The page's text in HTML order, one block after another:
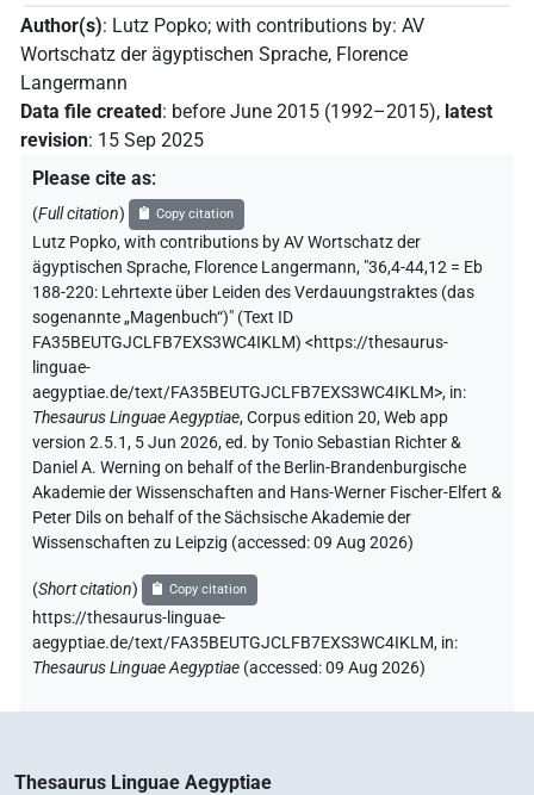
Author(s): Lutz Popko; with contributions by: AV
Wortschatz der ägyptischen Sprache, Florence
Langermann
Data file created: before June 2015 (1992–2015), latest
revision: 15 Sep 2025
Please cite as:
(Full citation) Copy citation
Lutz Popko,with contributions byAV Wortschatz der
ägyptischen Sprache, Florence Langermann, "36,4-44,12 = Eb
188-220: Lehrtexte über Leiden des Verdauungstraktes (das
sogenannte „Magenbuch“)" (Text ID
FA35BEUTGJCLFB7EXS3WC4IKLM) <https://thesaurus-
linguae-
aegyptiae.de/text/FA35BEUTGJCLFB7EXS3WC4IKLM>, in:
Thesaurus Linguae Aegyptiae,Corpus edition 20, Web app
version 2.5.1, 5 Jun 2026, ed. by Tonio Sebastian Richter &
Daniel A. Werning on behalf of the Berlin-Brandenburgische
Akademie der Wissenschaften and Hans-Werner Fischer-Elfert &
Peter Dils on behalf of the Sächsische Akademie der
Wissenschaften zu Leipzig (accessed:09 Aug 2026)
(Short citation) Copy citation
https://thesaurus-linguae-
aegyptiae.de/text/FA35BEUTGJCLFB7EXS3WC4IKLM, in:
Thesaurus Linguae Aegyptiae (accessed:09 Aug 2026)
Thesaurus Linguae Aegyptiae